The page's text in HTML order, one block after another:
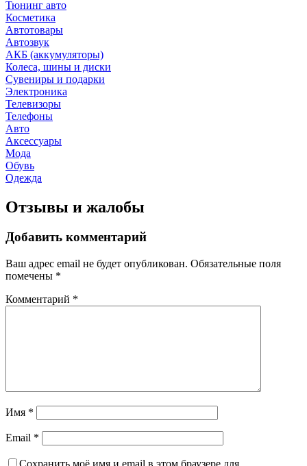
Тюнинг авто
Косметика
Автотовары
Автозвук
АКБ (аккумуляторы)
Колеса, шины и диски
Сувениры и подарки
Электроника
Телевизоры
Телефоны
Авто
Аксессуары
Мода
Обувь
Одежда
Отзывы и жалобы
Добавить комментарий
Ваш адрес email не будет опубликован. Обязательные поля
помечены *
Комментарий *
Имя *
Email *